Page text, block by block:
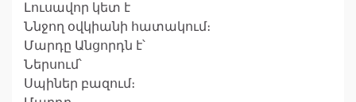
Լուսավոր կետ է
Ննջող օվկիանի հատակում։
Մարդը Անցորդն է՝
Ներսում՝
Սպիներ բազում։